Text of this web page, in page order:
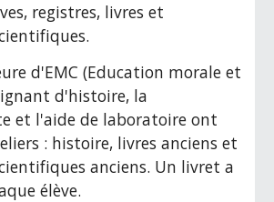
registres, livres et
d'EMC (Education morale et
d'histoire, la
et l'aide de laboratoire ont
: histoire, livres anciens et
anciens. Un livret a
élève.